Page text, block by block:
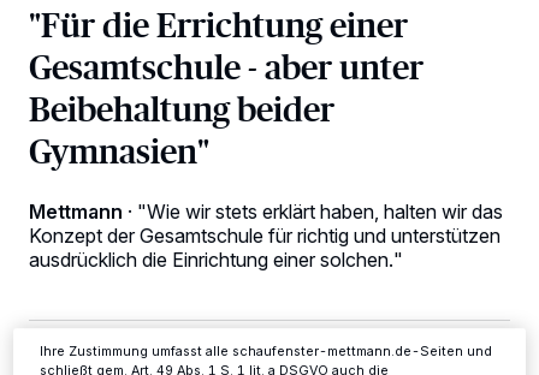
"Für die Errichtung einer
Gesamtschule - aber unter
Beibehaltung beider
Gymnasien"
Mettmann · "Wie wir stets erklärt haben, halten wir das
Konzept der Gesamtschule für richtig und unterstützen
ausdrücklich die Einrichtung einer solchen."
15.02.2017 , 12:50 Uhr 3 Minuten Lesezeit
Wir und unsere218 -Partner speichern und greifen auf
personenbezogene Daten wie Browserdaten oder eindeutige
Kennungen auf Ihrem Gerät zu. Durch Auswahl von OK aktivieren Sie
Tracking-Technologien für die unter „Wir und unsere Partner
Zwecke. Wenn Tracker deaktiviert sind, sind manche Inhalte und
Anzeigen möglicherweise nicht mehr so relevant für Sie. Sie können
dieses Menü jederzeit wieder aufrufen, um Ihre Einstellungen zu
ändern oder Ihre Einwilligung zu widerrufen, indem Sie auf den Link
Informationen finden Sie in unserer Datenschutzerklärung.
Ihre Zustimmung umfasst alle schaufenster-mettmann.de-Seiten und
schließt gem. Art. 49 Abs. 1 S. 1 lit. a DSGVO auch die